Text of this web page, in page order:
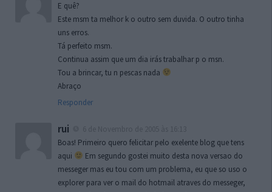
E quê?
Este msm ta melhor k o outro sem duvida. O outro tinha
uns erros.
Tá perfeito msm.
Continua assim que um dia irás trabalhar p o msn.
Tou a brincar, tu n pescas nada
Abraço
Responder
rui
Boas! Primeiro quero felicitar pelo exelente blog que tens
aqui
Em segundo gostei muito desta nova versao do
messeger mas eu tou com um problema, eu que so uso o
explorer para ver o mail do hotmail atraves do messeger,